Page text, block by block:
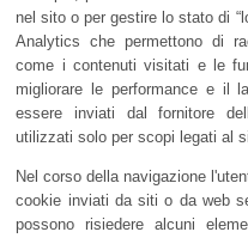
nel sito o per gestire lo stato di
Analytics che permettono di
come i contenuti visitati e le
migliorare le performance e il
essere inviati dal fornitore
utilizzati solo per scopi legati al
Nel corso della navigazione
cookie inviati da siti o da web
possono risiedere alcuni